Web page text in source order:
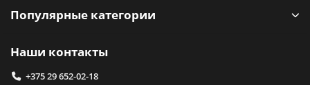
Популярные категории
Наши контакты
+375 29 652-02-18